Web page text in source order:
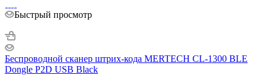
Быстрый просмотр
Беспроводной сканер штрих-кода MERTECH CL-1300 BLE
Dongle P2D USB Black